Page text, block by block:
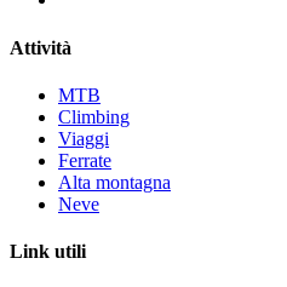
Attività
MTB
Climbing
Viaggi
Ferrate
Alta montagna
Neve
Link utili